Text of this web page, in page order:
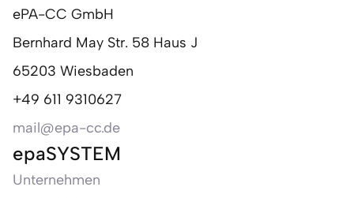
ePA-CC GmbH
Bernhard May Str. 58 Haus J
65203 Wiesbaden
+49 611 9310627
mail@epa-cc.de
epaSYSTEM
Unternehmen